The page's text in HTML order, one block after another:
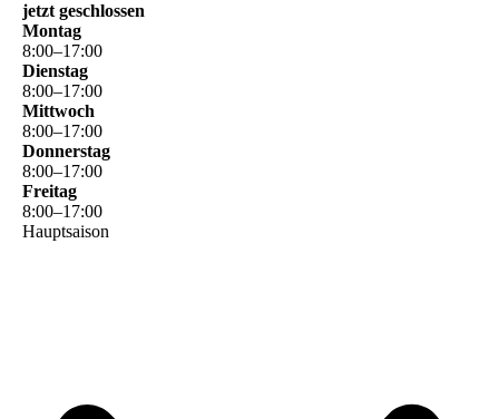
jetzt geschlossen
Montag
8:00–17:00
Dienstag
8:00–17:00
Mittwoch
8:00–17:00
Donnerstag
8:00–17:00
Freitag
8:00–17:00
Hauptsaison